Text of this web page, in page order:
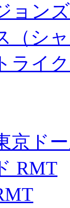
ョン
（シ
ライ
京ド
RMT